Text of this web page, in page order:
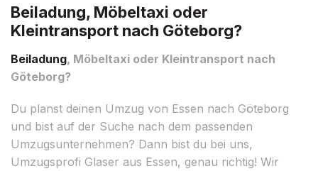
Beiladung, Möbeltaxi oder
Kleintransport nach Göteborg?
Beiladung, Möbeltaxi oder Kleintransport nach
Göteborg?
Du planst deinen Umzug von Essen nach Göteborg
und bist auf der Suche nach dem passenden
Umzugsunternehmen? Dann bist du bei uns,
Umzugsprofi Glaser aus Essen, genau richtig! Wir